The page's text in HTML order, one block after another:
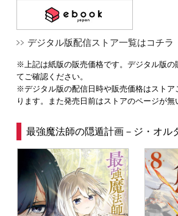
デジタル版配信ストア一覧はコチラ
※上記は紙版の販売価格です。デジタル版の
てご確認ください。
※デジタル版の配信日時や販売価格はストア
ります。また発売日前はストアのページが無
最強魔法師の隠遁計画－ジ・オル